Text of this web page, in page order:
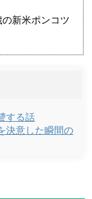
新米ポンコツ
する話
決意した瞬間の